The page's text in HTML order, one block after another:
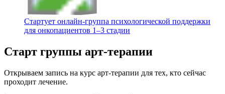
Стартует онлайн‑группа психологической поддержки
для онкопациентов 1–3 стадии
Старт группы арт-терапии
Открываем запись на курс арт-терапии для тех, кто сейчас
проходит лечение.